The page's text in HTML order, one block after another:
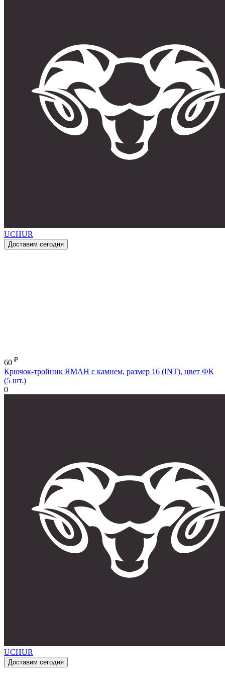
UCHUR
Доставим сегодня
60 ₽
Крючок-тройник ЯМАН с камнем, размер 16 (INT), цвет ФК
(5 шт.)
0
UCHUR
Доставим сегодня